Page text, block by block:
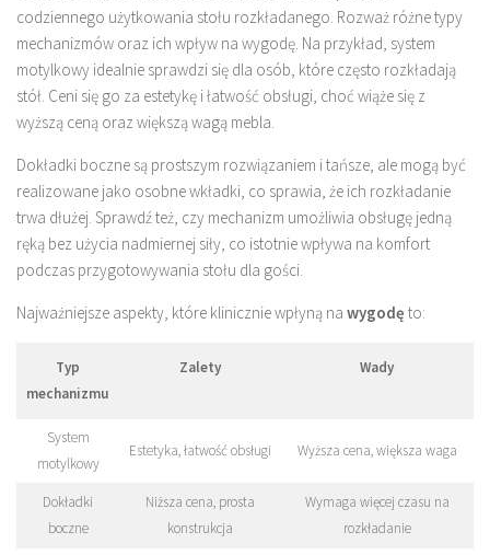
codziennego użytkowania stołu rozkładanego. Rozważ różne typy
mechanizmów oraz ich wpływ na wygodę. Na przykład, system
motylkowy idealnie sprawdzi się dla osób, które często rozkładają
stół. Ceni się go za estetykę i łatwość obsługi, choć wiąże się z
wyższą ceną oraz większą wagą mebla.
Dokładki boczne są prostszym rozwiązaniem i tańsze, ale mogą być
realizowane jako osobne wkładki, co sprawia, że ich rozkładanie
trwa dłużej. Sprawdź też, czy mechanizm umożliwia obsługę jedną
ręką bez użycia nadmiernej siły, co istotnie wpływa na komfort
podczas przygotowywania stołu dla gości.
Najważniejsze aspekty, które klinicznie wpłyną na wygodę to:
Typ
mechanizmu
Zalety Wady
System
motylkowy
Estetyka, łatwość obsługi Wyższa cena, większa waga
Dokładki
boczne
Niższa cena, prosta
konstrukcja
Wymaga więcej czasu na
rozkładanie